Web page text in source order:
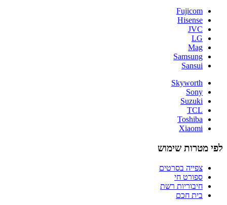
Fujicom
Hisense
JVC
LG
Mag
Samsung
Sansui
Skyworth
Sony
Suzuki
TCL
Toshiba
Xiaomi
לפי מטרות שימוש
צפייה בסרטים
ספורט חי
חיבוריות רשת
בית חכם